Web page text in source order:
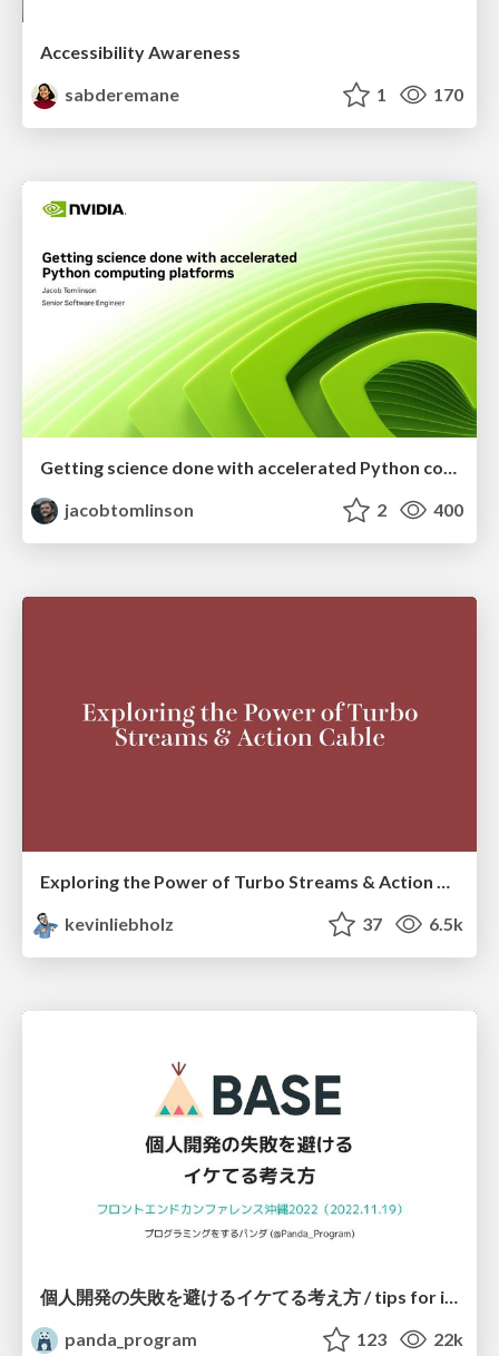
Accessibility Awareness
sabderemane
1 170
Getting science done with accelerated Python computing platforms
jacobtomlinson
2 400
Exploring the Power of Turbo Streams & Action Cable | RailsConf2023
kevinliebholz
37 6.5k
panda_program
123 22k